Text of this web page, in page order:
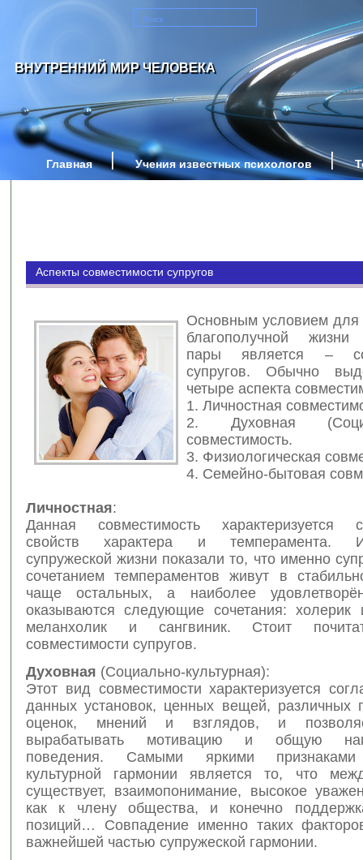
ВНУТРЕННИЙ МИР ЧЕЛОВЕКА
Главная Учения известных психологов
Аспекты совместимости супругов
Основным условием для
благополучной жизни
пары является –
супругов. Обычно
четыре аспекта
1. Личностная
2. Духовная
совместимость.
3. Физиологическая
4. Семейно-бытовая
Личностная:
Данная совместимость характеризуется
свойств характера и темперамента.
супружеской жизни показали то, что именно
сочетанием темпераментов живут в
чаще остальных, а наиболее
оказываются следующие сочетания: холерик
меланхолик и сангвиник. Стоит
совместимости супругов.
Духовная (Социально-культурная):
Этот вид совместимости характеризуется
данных установок, ценных вещей, различных
оценок, мнений и взглядов, и
вырабатывать мотивацию и общую
поведения. Самыми яркими признаками
культурной гармонии является то, что
существует, взаимопонимание, высокое
как к члену общества, и конечно
позиций… Совпадение именно таких
важнейшей частью супружеской гармонии.